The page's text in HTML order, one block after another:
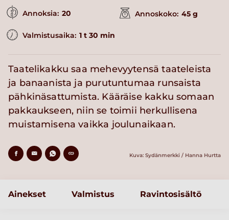
Annoksia: 20 Annoskoko: 45 g
Valmistusaika: 1 t 30 min
Taatelikakku saa mehevyytensä taateleista
ja banaanista ja purutuntumaa runsaista
pähkinäsattumista. Kääräise kakku somaan
pakkaukseen, niin se toimii herkullisena
muistamisena vaikka joulunaikaan.
Kuva: Sydänmerkki / Hanna Hurtta
Ainekset Valmistus Ravintosisältö